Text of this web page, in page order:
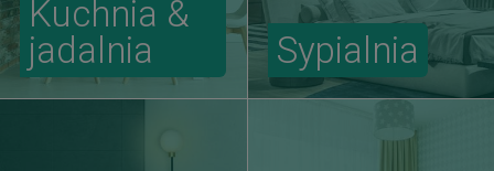
Kuchnia &
jadalnia
Sypialnia